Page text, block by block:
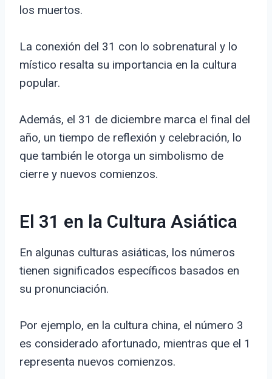
los muertos.
La conexión del 31 con lo sobrenatural y lo
místico resalta su importancia en la cultura
popular.
Además, el 31 de diciembre marca el final del
año, un tiempo de reflexión y celebración, lo
que también le otorga un simbolismo de
cierre y nuevos comienzos.
El 31 en la Cultura Asiática
En algunas culturas asiáticas, los números
tienen significados específicos basados en
su pronunciación.
Por ejemplo, en la cultura china, el número 3
es considerado afortunado, mientras que el 1
representa nuevos comienzos.